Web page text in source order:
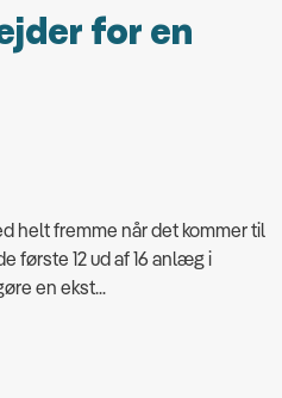
for en
helt fremme når det kommer til
første 12 ud af 16 anlæg i
en ekst...